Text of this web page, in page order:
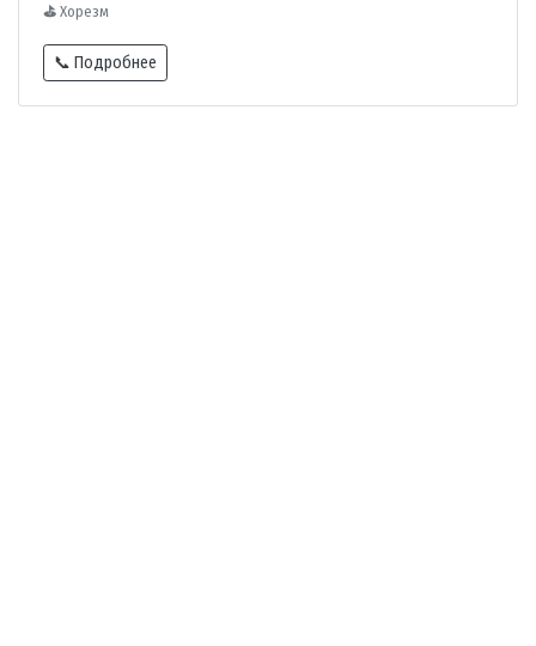
⛳ Хорезм
📞 Подробнее